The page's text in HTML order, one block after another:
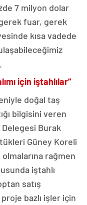
7 milyon dolar
gerek fuar, gerek
kısa vadede
için iştahlılar”
doğal taş
bilgisini veren
Delegesi Burak
Güney Koreli
olmalarına rağmen
iştahlı
satış
bazlı işler için